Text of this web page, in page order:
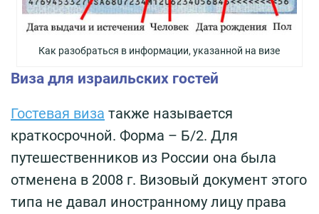
Как разобраться в информации, указанной на визе
Виза для израильских гостей
Гостевая виза также называется
краткосрочной. Форма – Б/2. Для
путешественников из России она была
отменена в 2008 г. Визовый документ этого
типа не давал иностранному лицу права